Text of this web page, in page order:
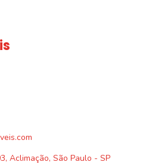
Aclimação, São Paulo - SP